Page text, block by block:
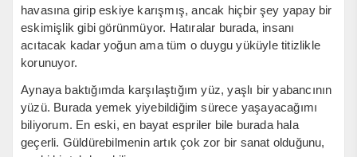
havasına girip eskiye karışmış, ancak hiçbir şey yapay bir
eskimişlik gibi görünmüyor. Hatıralar burada, insanı
acıtacak kadar yoğun ama tüm o duygu yüküyle titizlikle
korunuyor.
Aynaya baktığımda karşılaştığım yüz, yaşlı bir yabancının
yüzü. Burada yemek yiyebildiğim sürece yaşayacağımı
biliyorum. En eski, en bayat espriler bile burada hala
geçerli. Güldürebilmenin artık çok zor bir sanat olduğunu,